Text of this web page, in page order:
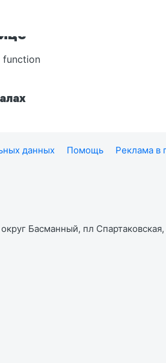
function
данных Помощь Реклама в
Басманный, пл